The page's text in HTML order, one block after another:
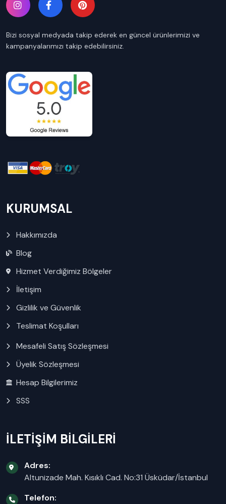
Bizi sosyal medyada takip ederek en güncel ürünlerimizi ve
kampanyalarımızı takip edebilirsiniz.
KURUMSAL
Hakkımızda
Blog
Hizmet Verdiğimiz Bölgeler
İletişim
Gizlilik ve Güvenlik
Teslimat Koşulları
Mesafeli Satış Sözleşmesi
Üyelik Sözleşmesi
Hesap Bilgilerimiz
SSS
İLETİŞİM BİLGİLERİ
Adres:
Altunizade Mah. Kısıklı Cad. No:31 Üsküdar/İstanbul
Telefon: